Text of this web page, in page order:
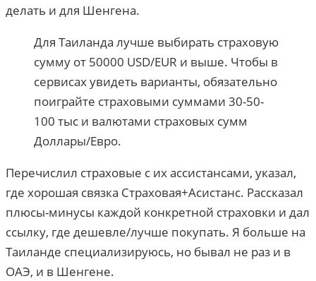
делать и для Шенгена.
Для Таиланда лучше выбирать страховую
сумму от 50000 USD/EUR и выше. Чтобы в
сервисах увидеть варианты, обязательно
поиграйте страховыми суммами 30-50-
100 тыс и валютами страховых сумм
Доллары/Евро.
Перечислил страховые с их ассистансами, указал,
где хорошая связка Страховая+Асистанс. Рассказал
плюсы-минусы каждой конкретной страховки и дал
ссылку, где дешевле/лучше покупать. Я больше на
Таиланде специализируюсь, но бывал не раз и в
ОАЭ, и в Шенгене.